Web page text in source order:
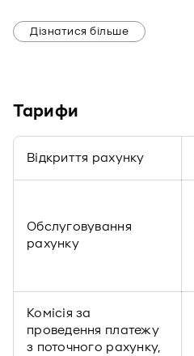
Дізнатися більше
Тарифи
Відкриття рахунку
Обслуговування
рахунку
Комісія за
проведення платежу
з поточного рахунку,